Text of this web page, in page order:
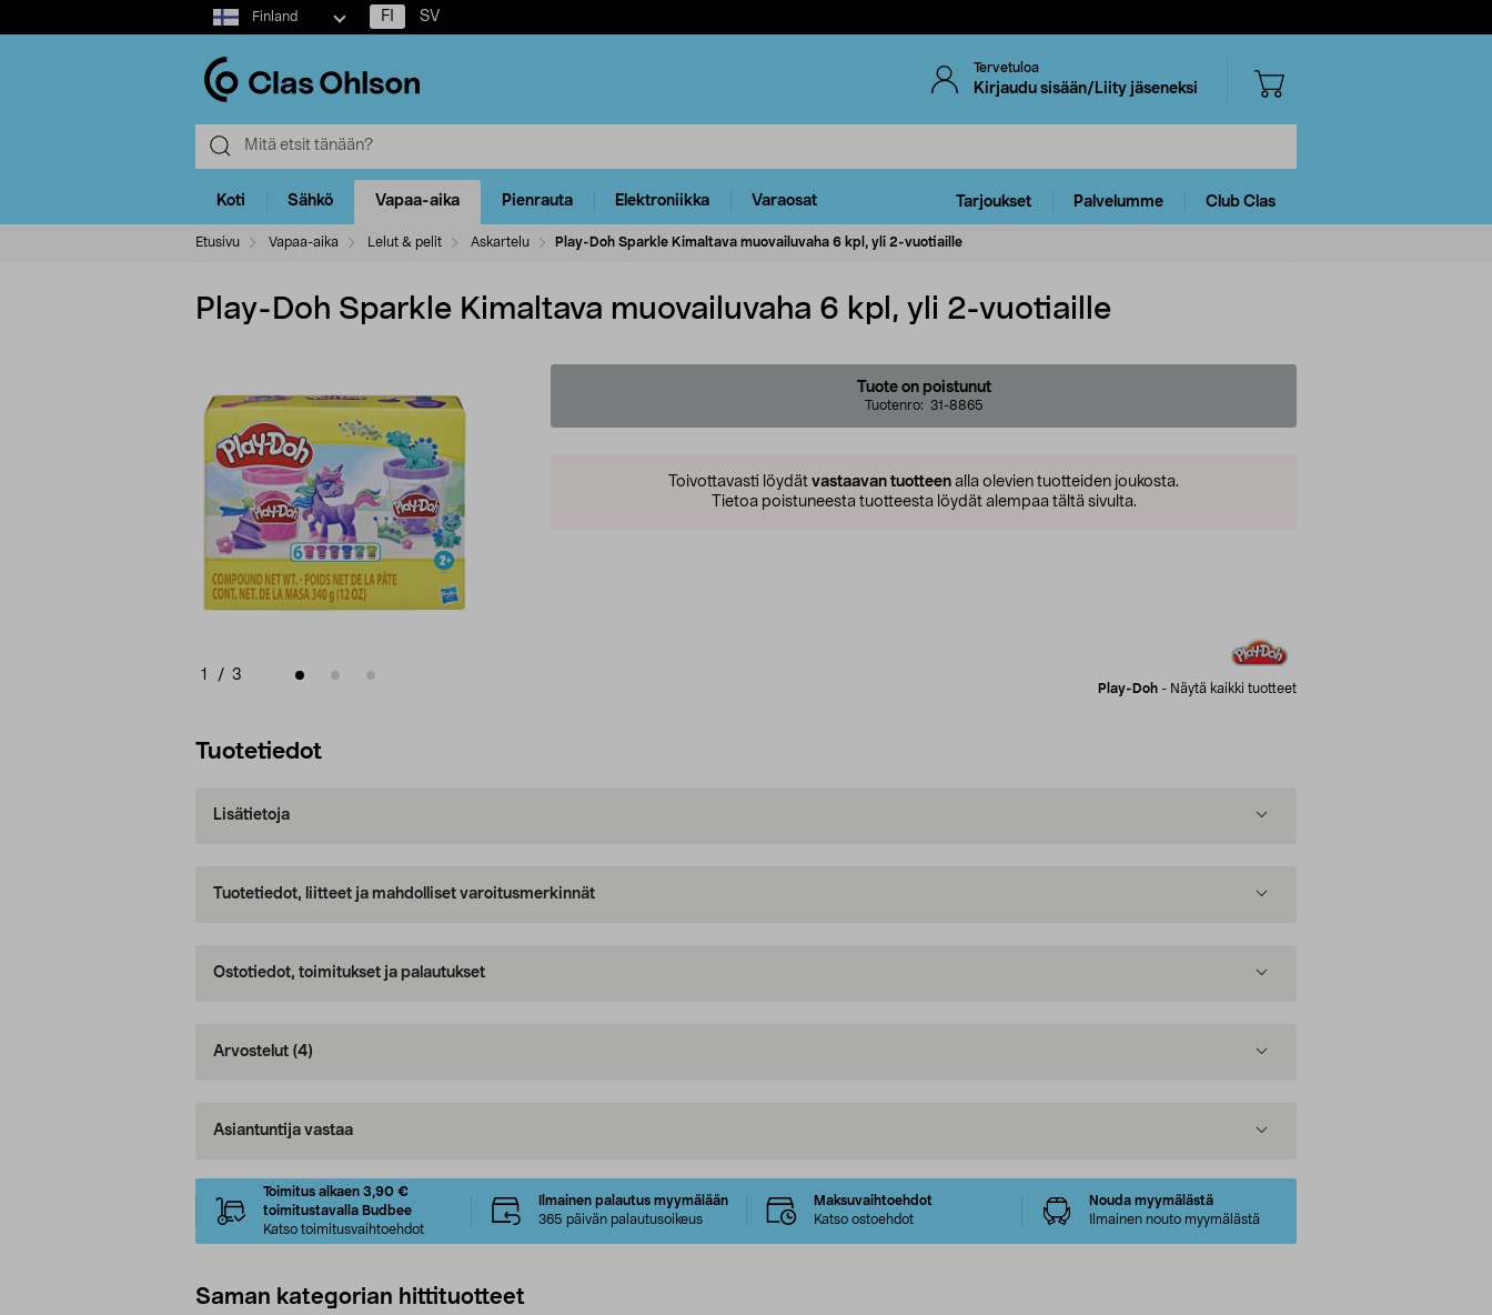
Select
market
Finland FI SV
Tervetuloa
Kirjaudu sisään/Liity jäseneksi
Koti Sähkö Vapaa-aika Pienrauta Elektroniikka Varaosat Tarjoukset Palvelumme Club Clas
Etusivu Vapaa-aika Lelut & pelit Askartelu Play-Doh Sparkle Kimaltava muovailuvaha 6 kpl, yli 2-vuotiaille
Play-Doh Sparkle Kimaltava muovailuvaha 6 kpl, yli 2-vuotiaille
1 / 3
Tuote on poistunut
Tuotenro: 31-8865
Toivottavasti löydät vastaavan tuotteen alla olevien tuotteiden joukosta.
Tietoa poistuneesta tuotteesta löydät alempaa tältä sivulta.
Play-Doh - Näytä kaikki tuotteet
Tuotetiedot
Lisätietoja
Tuotetiedot, liitteet ja mahdolliset varoitusmerkinnät
Ostotiedot, toimitukset ja palautukset
Arvostelut (4)
Asiantuntija vastaa
Toimitus alkaen 3,90 €
toimitustavalla Budbee
Katso toimitusvaihtoehdot
Ilmainen palautus myymälään
365 päivän palautusoikeus
Maksuvaihtoehdot
Katso ostoehdot
Nouda myymälästä
Ilmainen nouto myymälästä
Saman kategorian hittituotteet